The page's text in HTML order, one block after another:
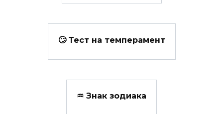
🙄 Тест на темперамент
♒ Знак зодиака